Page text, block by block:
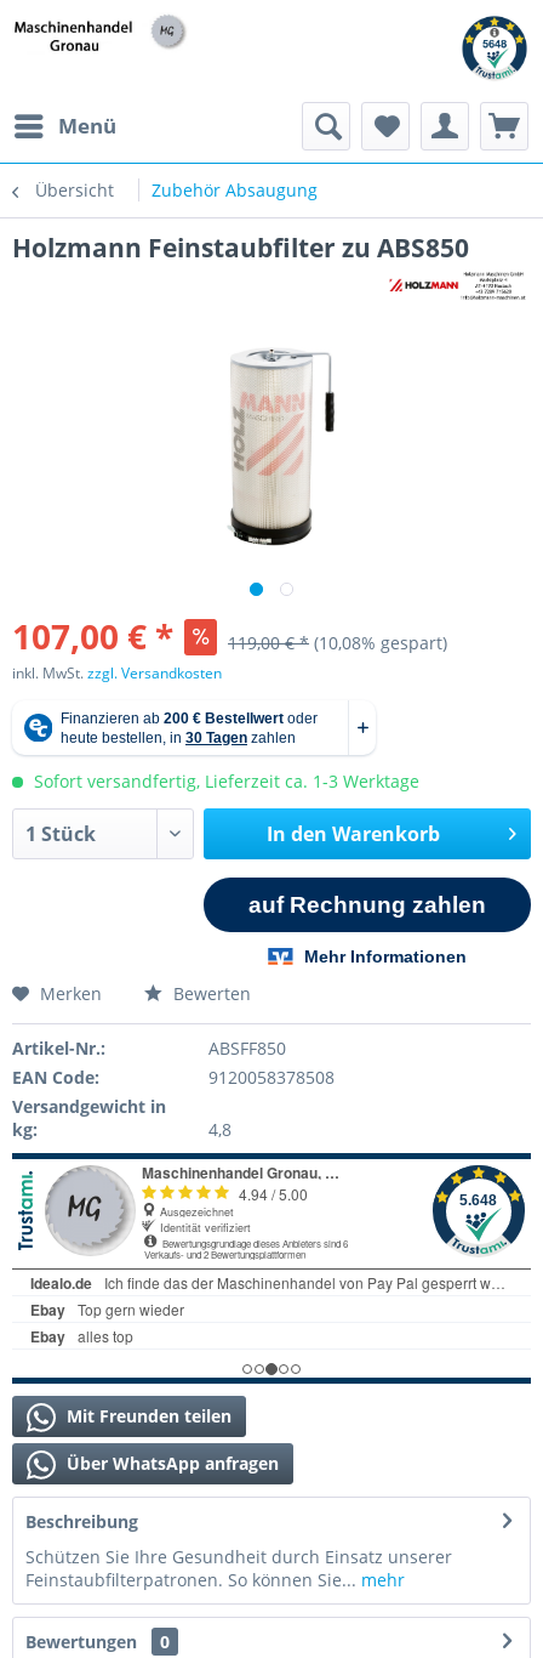
Menü
Übersicht Zubehör Absaugung
Holzmann Feinstaubfilter zu ABS850
107,00 € * 119,00 € * (10,08% gespart)
inkl. MwSt.zzgl. Versandkosten
Sofort versandfertig, Lieferzeit ca. 1-3 Werktage
In den Warenkorb
Merken Bewerten
Artikel-Nr.:
ABSFF850
EAN Code:
9120058378508
Versandgewicht in
kg:
4,8
Mit Freunden teilen
Über WhatsApp anfragen
Beschreibung
Schützen Sie Ihre Gesundheit durch Einsatz unserer
Feinstaubfilterpatronen. So können Sie... mehr
Bewertungen
0